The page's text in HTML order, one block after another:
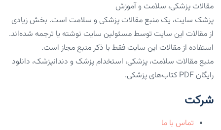
مقالات پزشکی، سلامت و آموزش
پزشک سایت، یک منبع مقالات پزشکی و سلامت است. بخش زیادی
از مقالات این سایت توسط مسئولین سایت نوشته یا ترجمه شده‌اند.
استفاده از مقالات این سایت فقط با ذکر منبع مجاز است.
منبع مقالات سلامت، پزشکی، استخدام پزشک و دندانپزشک، دانلود
رایگان PDF کتاب‌های پزشکی.
شرکت
تماس با ما